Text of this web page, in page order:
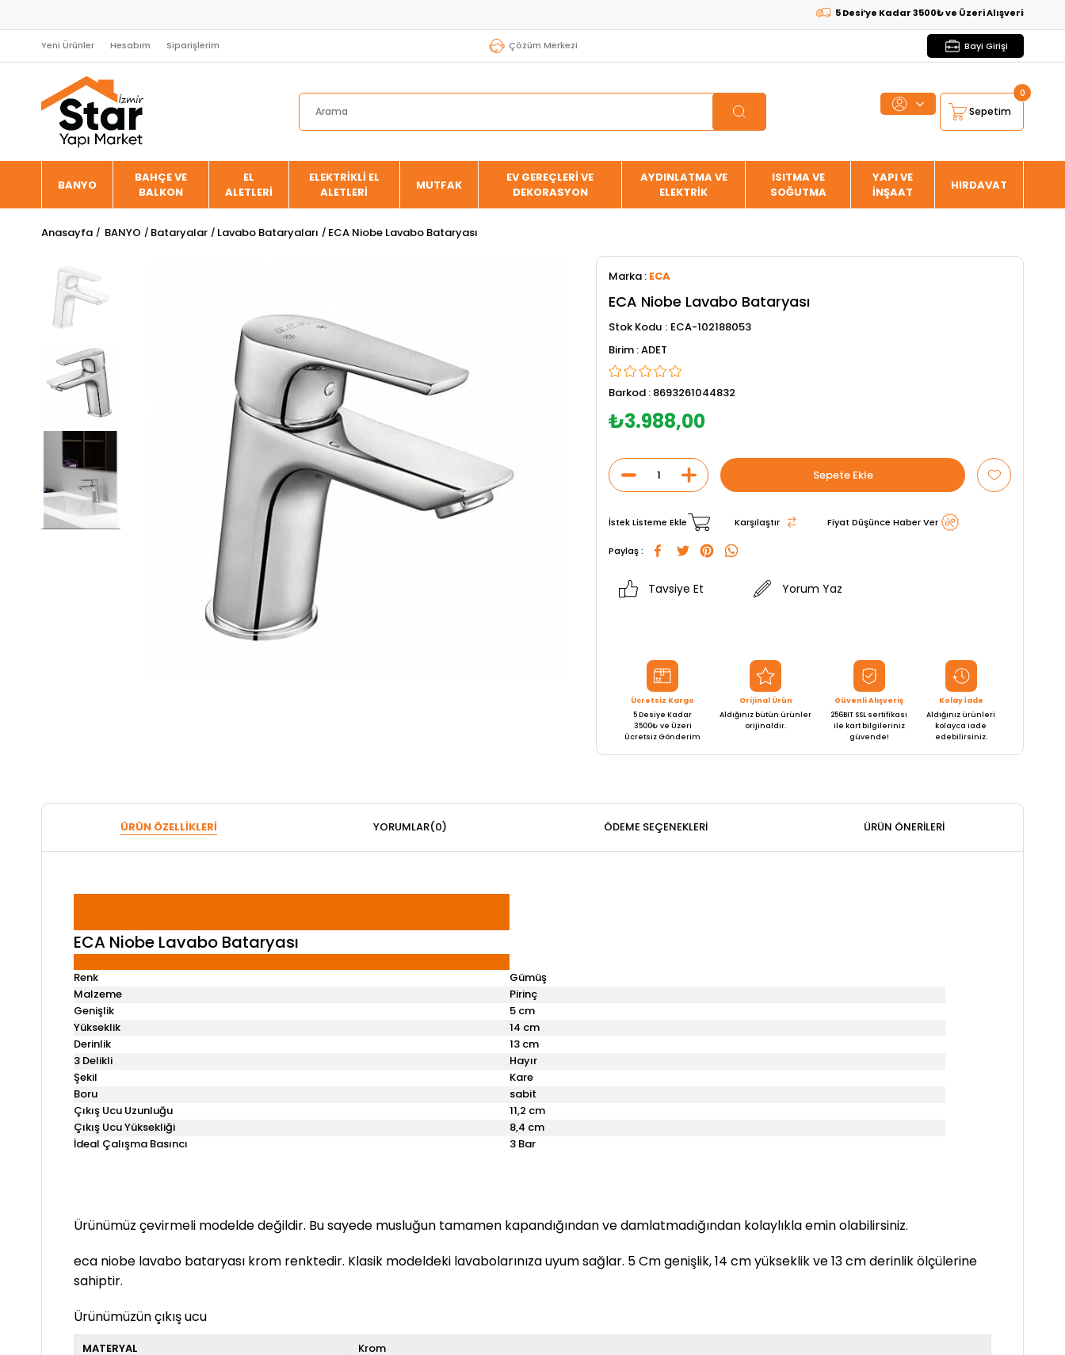
5 Desi’ye Kadar 3500₺ ve Üzeri AlışverişlerdeKARGO
Yeni Ürünler Hesabım Siparişlerim Çözüm Merkezi Bayi Girişi
Sepetim
0
BANYO
BAHÇE VE
BALKON
EL
ALETLERİ
ELEKTRİKLİ EL
ALETLERİ
MUTFAK
EV GEREÇLERİ VE
DEKORASYON
AYDINLATMA VE
ELEKTRİK
ISITMA VE
SOĞUTMA
YAPI VE
İNŞAAT
HIRDAVAT
Anasayfa BANYO Bataryalar Lavabo Bataryaları ECA Niobe Lavabo Bataryası
Marka : ECA
ECA Niobe Lavabo Bataryası
Stok Kodu
ECA-102188053
ADET
Barkod : 8693261044832
₺3.988,00
İstek Listeme Ekle Karşılaştır Fiyat Düşünce Haber Ver
Paylaş :
Tavsiye Et Yorum Yaz
Ücretsiz Kargo
5 Desiye Kadar
3500₺ ve Üzeri
Ücretsiz Gönderim
Orijinal Ürün
Aldığınız bütün ürünler
orijinaldir.
Güvenli Alışveriş
256BIT SSL sertifikası
ile kart bilgileriniz
güvende!
Kolay İade
Aldığınız ürünleri
kolayca iade
edebilirsiniz.
ÜRÜN ÖZELLIKLERI YORUMLAR(0) ÖDEME SEÇENEKLERI ÜRÜN ÖNERILERI
ECA Niobe Lavabo Bataryası
Renk
Gümüş
Malzeme
Pirinç
Genişlik
5 cm
Yükseklik
14 cm
Derinlik
13 cm
3 Delikli
Hayır
Şekil
Kare
Boru
sabit
Çıkış Ucu Uzunluğu
11,2 cm
Çıkış Ucu Yüksekliği
8,4 cm
İdeal Çalışma Basıncı
3 Bar
Ürünümüz çevirmeli modelde değildir. Bu sayede musluğun tamamen kapandığından ve damlatmadığından kolaylıkla emin olabilirsiniz.
eca niobe lavabo bataryası krom renktedir. Klasik modeldeki lavabolarınıza uyum sağlar. 5 Cm genişlik, 14 cm yükseklik ve 13 cm derinlik ölçülerine
sahiptir.
Ürünümüzün çıkış ucu
MATERYAL Krom